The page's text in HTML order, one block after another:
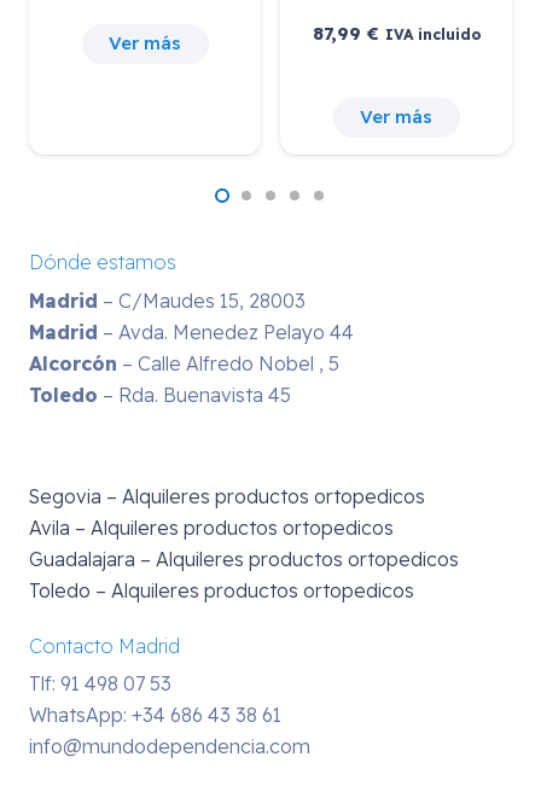
Ver más 87,99€ IVA incluido
Ver más
Dónde estamos
Madrid – C/Maudes 15, 28003
Madrid – Avda. Menedez Pelayo 44
Alcorcón – Calle Alfredo Nobel , 5
Toledo – Rda. Buenavista 45
Segovia – Alquileres productos ortopedicos
Avila – Alquileres productos ortopedicos
Guadalajara – Alquileres productos ortopedicos
Toledo – Alquileres productos ortopedicos
Contacto Madrid
Tlf: 91 498 07 53
WhatsApp: +34 686 43 38 61
info@mundodependencia.com